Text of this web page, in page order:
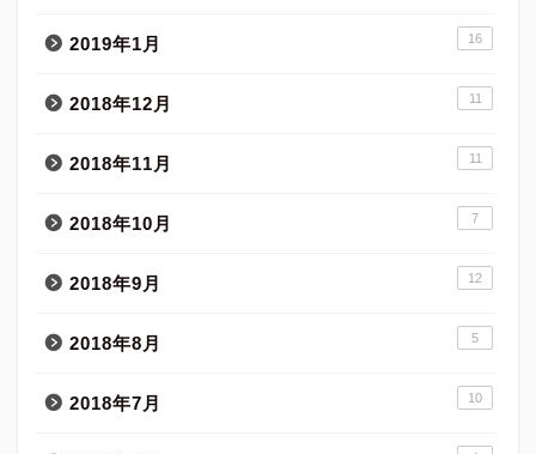
2019年1月 16
2018年12月 11
2018年11月 11
2018年10月 7
2018年9月 12
2018年8月 5
2018年7月 10